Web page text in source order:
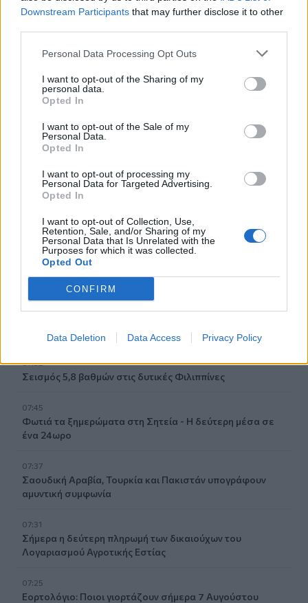
Downstream Participants that may further disclose it to other
Personal Data Processing Opt Outs
I want to opt-out of the Sharing of my
personal data.
Opted In
I want to opt-out of the Sale of my
Personal Data.
Opted In
I want to opt-out of processing my
Personal Data for Targeted Advertising.
Opted In
I want to opt-out of Collection, Use,
Retention, Sale, and/or Sharing of my
Personal Data that Is Unrelated with the
Purposes for which it was collected.
Opted Out
CONFIRM
Data Deletion Data Access Privacy Policy
«Καμίνι» τις επόμενες ημέρες η Κρήτη και μελτέμια έως 8
08:30
(βίντεο)
Φωτιά σε εγκαταλελειμμένο κτίριο στο Μοσχάτο
ΟΦΗ: Αυτός πρέπει να είναι, καταρχήν, ο στόχος στο
Σούπερ Καπ
Πυρά σε λύκειο στην Ταϊλάνδη - Τουλάχιστον 2 νεκροί
08:06
Αρκαδική Εθελοθυσία
Τα πρωτοσέλιδα των εφημερίδων
07:52
Σεισμός 5,8 βαθμών στις δυτικές Φιλιππίνες
07:45
Φωτιά τα ξημερώματα στη Σητεία - Η δεύτερη μέσα σε
ένα 24ωρο
07:37
Σαουδική Αραβία, Τουρκία και Πακιστάν υπογράφουν
αμυντική συμφωνία
07:31
Σήμερα η δεύτερη πληρωμή των δικαιούχων του
Λογαριασμού Αγροτικής Εστίας
07:25
Εορτολόγιο: Ποιοι γιορτάζουν σήμερα 7 Αυγούστου